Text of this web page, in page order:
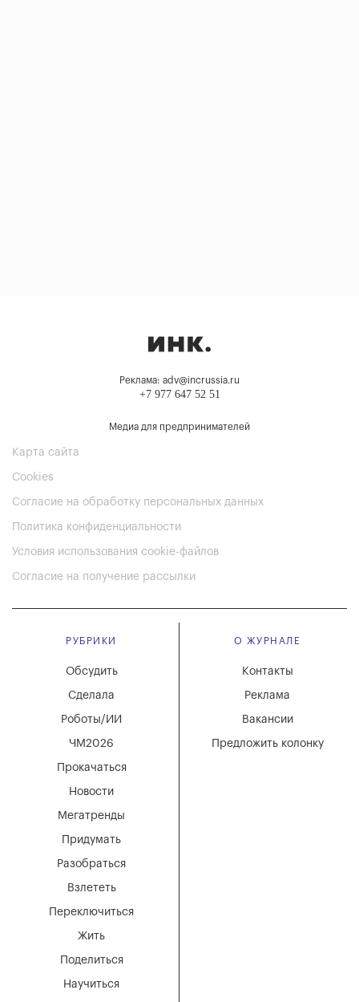
Реклама: adv@incrussia.ru
+7 977 647 52 51
Медиа для предпринимателей
Карта сайта
Cookies
Согласие на обработку персональных данных
Политика конфиденциальности
Условия использования cookie-файлов
Согласие на получение рассылки
РУБРИКИ
Мегатренды
Придумать
Разобраться
Взлететь
Новости
Переключиться
Жить
Поделиться
Научиться
Обсудить
Сделала
Роботы/ИИ
ЧМ2026
Прокачаться
О ЖУРНАЛЕ
Вакансии
Реклама
Контакты
Предложить колонку